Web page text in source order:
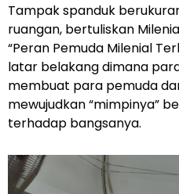
Tampak spanduk
ruangan, bertuliskan
“Peran Pemuda Milenial
latar belakang dimana
membuat para pemuda
mewujudkan “mimpinya”
terhadap bangsanya.